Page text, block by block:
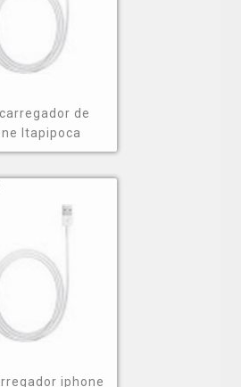
airpods orçamento;
cotação;
esses aspectos, caso
valores, esteja ciente que
escolhida.
cabo
8
ouvido, caixas de som e
entre outras opções do
com a GNG Mobile, uma
de
Itapipoca
iphone